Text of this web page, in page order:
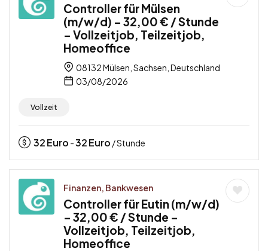
Controller für Mülsen
(m/w/d) – 32,00 € / Stunde
– Vollzeitjob, Teilzeitjob,
Homeoffice
08132 Mülsen, Sachsen, Deutschland
03/08/2026
Vollzeit
32Euro -32Euro / Stunde
Finanzen, Bankwesen
Controller für Eutin (m/w/d)
– 32,00 € / Stunde –
Vollzeitjob, Teilzeitjob,
Homeoffice